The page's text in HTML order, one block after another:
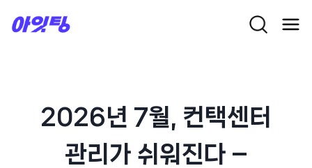
2026년 7월, 컨택센터
관리가 쉬워진다 –